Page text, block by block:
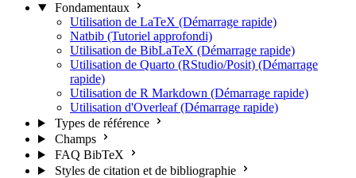
Fondamentaux
Utilisation de LaTeX (Démarrage rapide)
Natbib (Tutoriel approfondi)
Utilisation de BibLaTeX (Démarrage rapide)
Utilisation de Quarto (RStudio/Posit) (Démarrage
rapide)
Utilisation de R Markdown (Démarrage rapide)
Utilisation d'Overleaf (Démarrage rapide)
Types de référence
Champs
FAQ BibTeX
Styles de citation et de bibliographie